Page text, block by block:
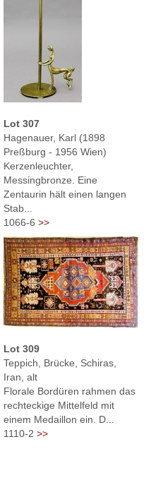
Lot 307
Hagenauer, Karl (1898
Preßburg - 1956 Wien)
Kerzenleuchter,
Messingbronze. Eine
Zentaurin hält einen langen
Stab...
1066-6 >>
Lot 309
Teppich, Brücke, Schiras,
Iran, alt
Florale Bordüren rahmen das
rechteckige Mittelfeld mit
einem Medaillon ein. D...
1110-2 >>